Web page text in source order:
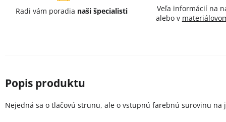
Radi vám poradia naši špecialisti
Veľa informácií na
alebo v
Nejedná sa o tlačovú strunu, ale o vstupnú farebnú surovinu na